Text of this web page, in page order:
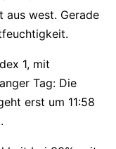
aus west. Gerade
1, mit
Tag: Die
erst um 11:58